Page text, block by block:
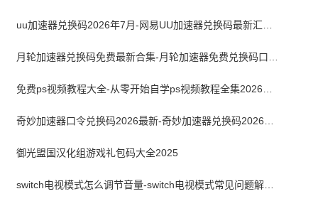
御光盟国汉化组游戏礼包码大全2025
switch电视模式怎么调节音量-switch电视模式常见问题解决方案